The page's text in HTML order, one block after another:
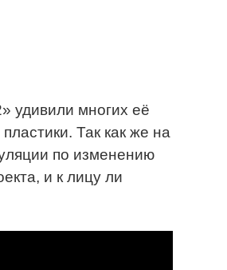
удивили многих её
Так как же на
по изменению
и к лицу ли